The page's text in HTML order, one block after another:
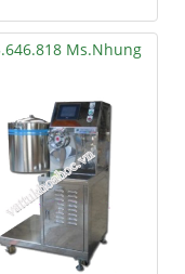
Ms.Nhung